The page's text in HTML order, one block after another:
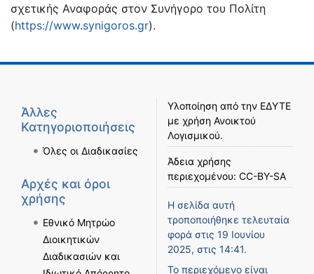
σχετικής Αναφοράς στον Συνήγορο του Πολίτη
(https://www.synigoros.gr).
Άλλες
Κατηγοριοποιήσεις
Όλες οι Διαδικασίες
Αρχές και όροι
χρήσης
Εθνικό Μητρώο
Διοικητικών
Διαδικασιών και
Υλοποίηση από την ΕΔΥΤΕ
με χρήση Ανοικτού
Λογισμικού.
Άδεια χρήσης
περιεχομένου: CC-BY-SA
Η σελίδα αυτή
τροποποιήθηκε τελευταία
φορά στις 19 Ιουνίου
2025, στις 14:41.
Το περιεχόμενο είναι